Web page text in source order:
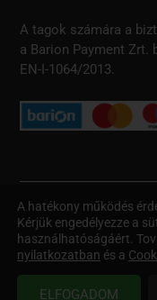
A tagok számára a
a Barion Payment Zrt.
EN-I-1064/2013.
© Copyright 2021 – A
képi információt szerzői
készítette: e-
A hatékony működés
Kérjük engedélyezze a
használhatóságáért.
nyilatkozatban és a
ELFOGADOM